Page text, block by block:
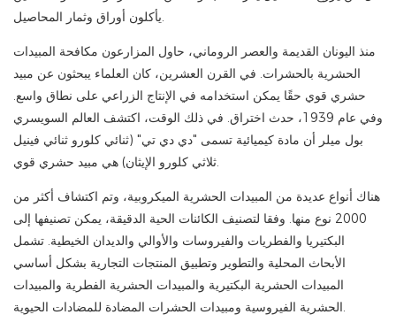
يأكلون أوراق وثمار المحاصيل.
منذ اليونان القديمة والعصر الروماني، حاول المزارعون مكافحة المبيدات
الحشرية بالحشرات. في القرن العشرين، كان العلماء يبحثون عن مبيد
حشري قوي حقًا يمكن استخدامه في الإنتاج الزراعي على نطاق واسع.
وفي عام 1939، حدث اختراق. في ذلك الوقت، اكتشف العالم السويسري
بول ميلر أن مادة كيميائية تسمى "دي دي تي" (ثنائي كلورو ثنائي فينيل
ثلاثي كلورو الإيثان) هي مبيد حشري قوي.
هناك أنواع عديدة من المبيدات الحشرية الميكروبية، وتم اكتشاف أكثر من
2000 نوع منها. وفقا لتصنيف الكائنات الحية الدقيقة، يمكن تصنيفها إلى
البكتيريا والفطريات والفيروسات والأوالي والديدان الخيطية. تشمل
الأبحاث المحلية والتطوير وتطبيق المنتجات التجارية بشكل أساسي
المبيدات الحشرية البكتيرية والمبيدات الحشرية الفطرية والمبيدات
الحشرية الفيروسية ومبيدات الحشرات المضادة للمضادات الحيوية.